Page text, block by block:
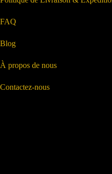
FAQ
Blog
À propos de nous
Contactez-nous